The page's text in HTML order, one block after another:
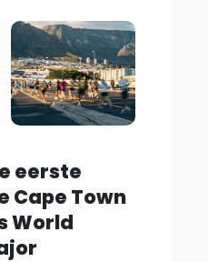
eerste
Cape Town
World